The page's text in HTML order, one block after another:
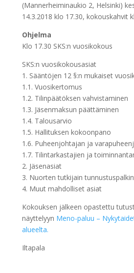
(Mannerheiminaukio 2, Helsinki)
14.3.2018 klo 17.30, kokouskahvit
Ohjelma
Klo 17.30 SKS:n vuosikokous
SKS:n vuosikokousasiat
1. Sääntöjen 12 §:n mukaiset
1.1. Vuosikertomus
1.2. Tilinpäätöksen vahvistaminen
1.3. Jäsenmaksun päättäminen
1.4. Talousarvio
1.5. Hallituksen kokoonpano
1.6. Puheenjohtajan ja
1.7. Tilintarkastajien ja
2. Jäsenasiat
3. Nuorten tutkijain
4. Muut mahdolliset asiat
Kokouksen jälkeen opastettu
näyttelyyn Meno-paluu –
alueelta.
Iltapala